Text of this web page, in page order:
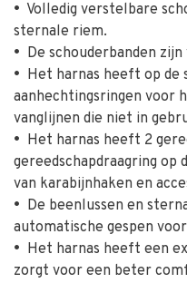
• Volledig verstelbare
sternale riem.
• De schouderbanden
• Het harnas heeft op de
aanhechtingsringen voor
vanglijnen die niet in
• Het harnas heeft 2
gereedschapdraagring op
van karabijnhaken en
• De beenlussen en
automatische gespen
• Het harnas heeft een
zorgt voor een beter